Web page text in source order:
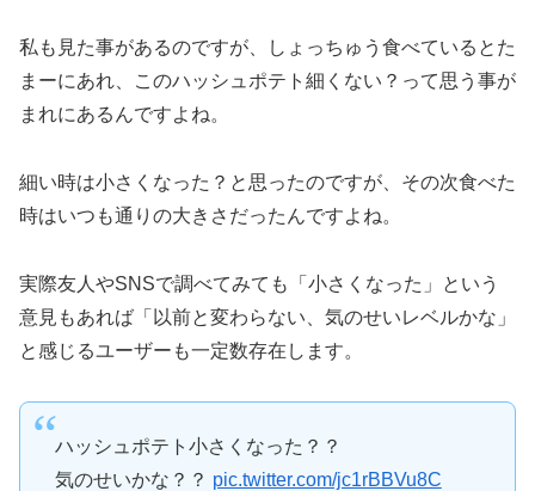
私も見た事があるのですが、しょっちゅう食べているとた
まーにあれ、このハッシュポテト細くない？って思う事が
まれにあるんですよね。
細い時は小さくなった？と思ったのですが、その次食べた
時はいつも通りの大きさだったんですよね。
実際友人やSNSで調べてみても「小さくなった」という
意見もあれば「以前と変わらない、気のせいレベルかな」
と感じるユーザーも一定数存在します。
ハッシュポテト小さくなった？？
気のせいかな？？ pic.twitter.com/jc1rBBVu8C